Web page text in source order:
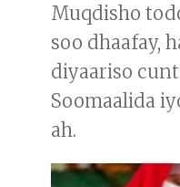
Muqdisho
soo dhaafay,
diyaariso
Soomaalida
ah.